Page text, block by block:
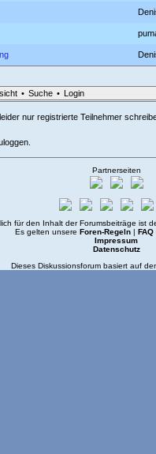
• Suche • Login
nur registrierte Teilnehmer
Partnerseiten
für den Inhalt der Forumsbeiträge ist
Es gelten unsere Foren-Regeln FAQ
Impressum
Datenschutz
Dieses Diskussionsforum basiert auf